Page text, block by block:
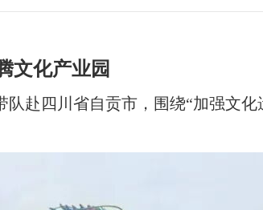
文化产业园
赴四川省自贡市，围绕“加强文